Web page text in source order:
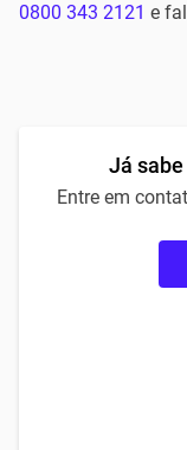
0800 343 2121 e
Já
Entre em